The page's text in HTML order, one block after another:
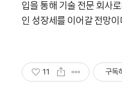
입을 통해 기술 전문 회사
인 성장세를 이어갈 전망이
11 구독